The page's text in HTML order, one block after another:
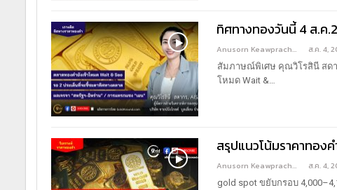
ทิศทางทองวันนี้ 4 ส.ค
Anusorn Keawprachant ส.ค. 4,
สัมภาษณ์พิเศษ คุณวิโรสินี สดา
โหมด Wait &…
สรุปแนวโน้มราคาทอง
Anusorn Keawprachant ส.ค. 4,
gold spot ขยับกรอบ